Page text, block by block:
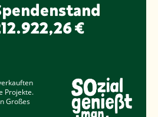
€
Projekte.
Großes